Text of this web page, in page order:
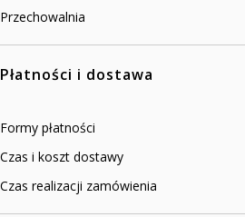
Przechowalnia
Płatności i dostawa
Formy płatności
Czas i koszt dostawy
Czas realizacji zamówienia